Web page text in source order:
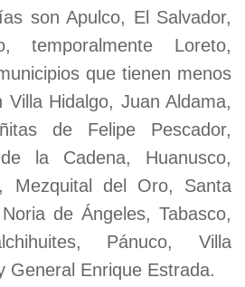
son Apulco, El Salvador,
temporalmente Loreto,
que tienen menos
Hidalgo, Juan Aldama,
de Felipe Pescador,
la Cadena, Huanusco,
Mezquital del Oro, Santa
de Ángeles, Tabasco,
Pánuco, Villa
General Enrique Estrada.